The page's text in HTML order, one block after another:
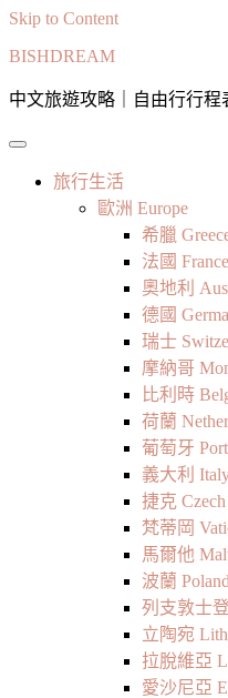
Skip to Content
BISHDREAM
中文旅遊攻略｜自由行行
旅行生活
歐洲 Europe
希臘
法國 France
奧地利
德國
瑞士
摩納哥
比利時
荷蘭
葡萄牙
義大利
捷克
梵蒂岡
馬爾他
波蘭 Poland
列支敦士
立陶宛
拉脫維亞
愛沙尼亞